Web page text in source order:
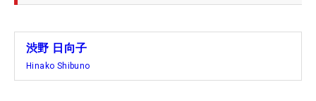
渋野 日向子
Hinako Shibuno